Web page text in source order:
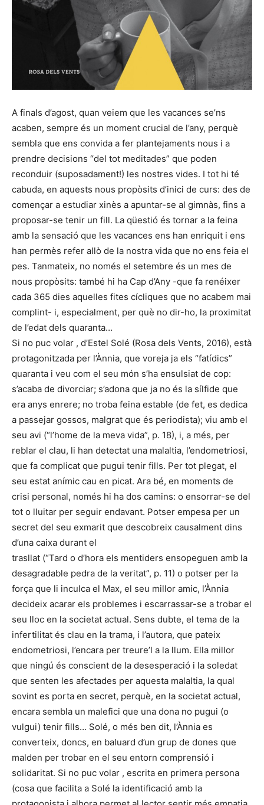
A finals d’agost, quan veiem que les vacances se’ns
acaben, sempre és un moment crucial de l’any, perquè
sembla que ens convida a fer plantejaments nous i a
prendre decisions “del tot meditades” que poden
reconduir (suposadament!) les nostres vides. I tot hi té
cabuda, en aquests nous propòsits d’inici de curs: des de
començar a estudiar xinès a apuntar-se al gimnàs, fins a
proposar-se tenir un fill. La qüestió és tornar a la feina
amb la sensació que les vacances ens han enriquit i ens
han permès refer allò de la nostra vida que no ens feia el
pes. Tanmateix, no només el setembre és un mes de
nous propòsits: també hi ha Cap d’Any -que fa renéixer
cada 365 dies aquelles fites cícliques que no acabem mai
complint- i, especialment, per què no dir-ho, la proximitat
de l’edat dels quaranta…
Si no puc volar , d’Estel Solé (Rosa dels Vents, 2016), està
protagonitzada per l’Ànnia, que voreja ja els “fatídics”
quaranta i veu com el seu món s’ha ensulsiat de cop:
s’acaba de divorciar; s’adona que ja no és la sílfide que
era anys enrere; no troba feina estable (de fet, es dedica
a passejar gossos, malgrat que és periodista); viu amb el
seu avi (“l’home de la meva vida”, p. 18), i, a més, per
reblar el clau, li han detectat una malaltia, l’endometriosi,
que fa complicat que pugui tenir fills. Per tot plegat, el
seu estat anímic cau en picat. Ara bé, en moments de
crisi personal, només hi ha dos camins: o ensorrar-se del
tot o lluitar per seguir endavant. Potser empesa per un
secret del seu exmarit que descobreix causalment dins
d’una caixa durant el
trasllat (“Tard o d’hora els mentiders ensopeguen amb la
desagradable pedra de la veritat”, p. 11) o potser per la
força que li inculca el Max, el seu millor amic, l’Ànnia
decideix acarar els problemes i escarrassar-se a trobar el
seu lloc en la societat actual. Sens dubte, el tema de la
infertilitat és clau en la trama, i l’autora, que pateix
endometriosi, l’encara per treure’l a la llum. Ella millor
que ningú és conscient de la desesperació i la soledat
que senten les afectades per aquesta malaltia, la qual
sovint es porta en secret, perquè, en la societat actual,
encara sembla un malefici que una dona no pugui (o
vulgui) tenir fills… Solé, o més ben dit, l’Ànnia es
converteix, doncs, en baluard d’un grup de dones que
malden per trobar en el seu entorn comprensió i
solidaritat. Si no puc volar , escrita en primera persona
(cosa que facilita a Solé la identificació amb la